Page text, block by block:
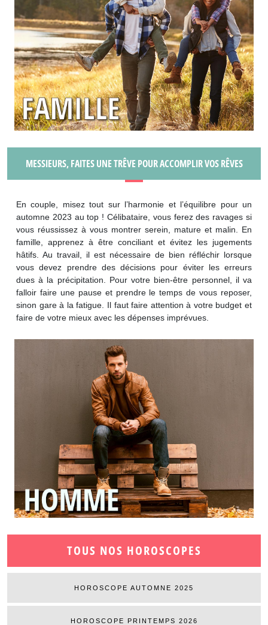
TOUS NOS HOROSCOPES
HOROSCOPE AUTOMNE 2025
HOROSCOPE PRINTEMPS 2026
MESSIEURS, FAITES UNE TRÊVE POUR ACCOMPLIR VOS RÊVES
En couple, misez tout sur l’harmonie et l’équilibre pour un
automne 2023 au top ! Célibataire, vous ferez des ravages si
vous réussissez à vous montrer serein, mature et malin. En
famille, apprenez à être conciliant et évitez les jugements
hâtifs. Au travail, il est nécessaire de bien réfléchir lorsque
vous devez prendre des décisions pour éviter les erreurs
dues à la précipitation. Pour votre bien-être personnel, il va
falloir faire une pause et prendre le temps de vous reposer,
sinon gare à la fatigue. Il faut faire attention à votre budget et
faire de votre mieux avec les dépenses imprévues.